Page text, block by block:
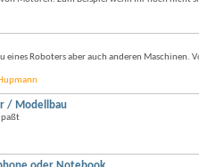
Roboters aber auch anderen Maschinen.
/ Modellbau
paßt